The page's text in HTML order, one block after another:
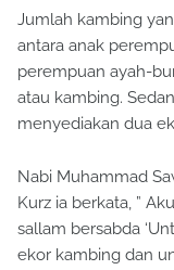
Jumlah kambing
antara anak
perempuan ayah-
atau kambing.
menyediakan dua
Nabi Muhammad
Kurz ia berkata, ”
sallam bersabda
ekor kambing dan